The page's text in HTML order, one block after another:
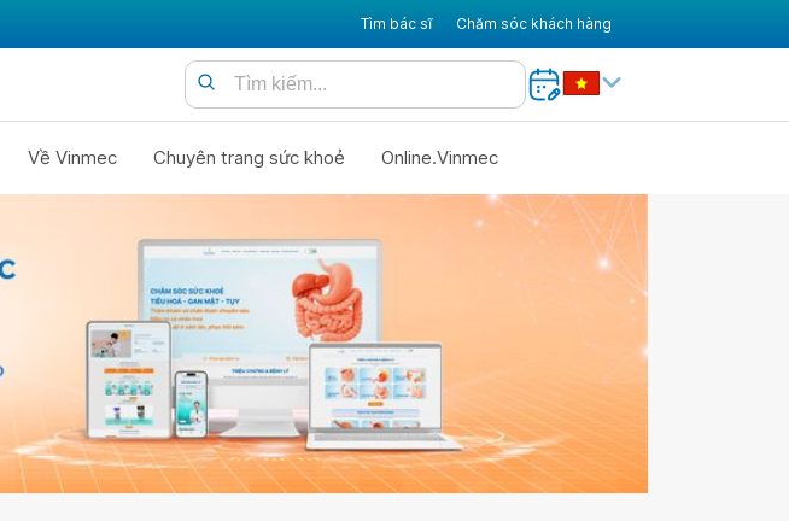
Tìm bác sĩ Chăm sóc khách hàng
Về Vinmec Chuyên trang sức khoẻ Online.Vinmec